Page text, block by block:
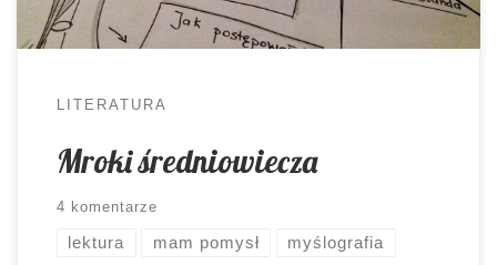
Przyszedł czas, by odczarować tysiąclecie
początkujące nowożytność. A wszystko […]
LITERATURA
Mroki średniowiecza
4 komentarze
lektura mam pomysł myślografia